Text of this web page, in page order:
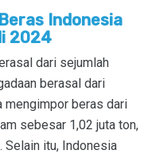
Indonesia
2024
dari sejumlah
berasal dari
mengimpor beras dari
sebesar 1,02 juta ton,
Selain itu, Indonesia